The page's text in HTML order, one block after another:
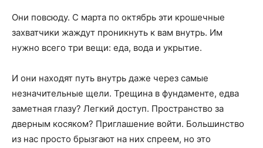
Они повсюду. С марта по октябрь эти крошечные
захватчики жаждут проникнуть к вам внутрь. Им
нужно всего три вещи: еда, вода и укрытие.
И они находят путь внутрь даже через самые
незначительные щели. Трещина в фундаменте, едва
заметная глазу? Легкий доступ. Пространство за
дверным косяком? Приглашение войти. Большинство
из нас просто брызгают на них спреем, но это